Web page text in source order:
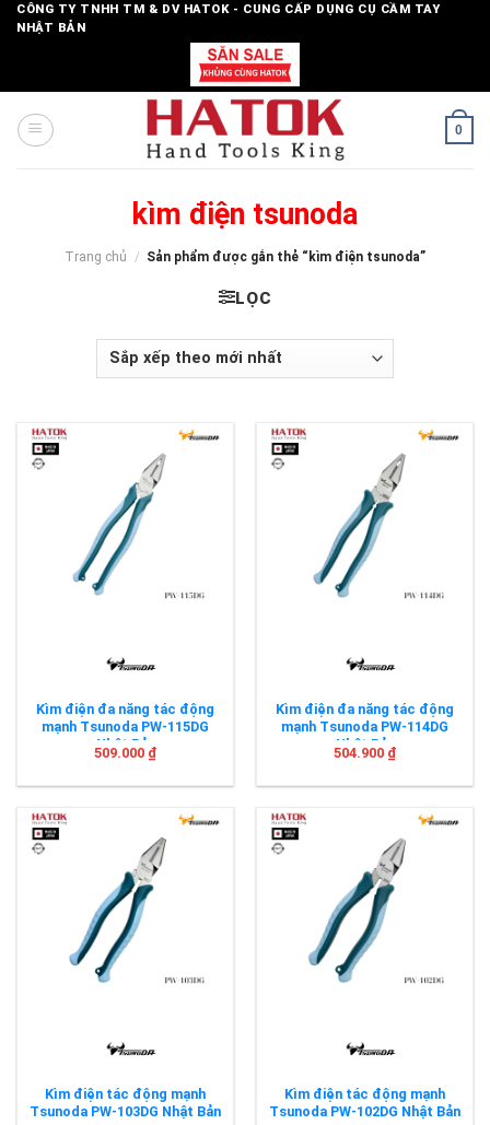
SkipCÔNG TY TNHH TM & DV HATOK - CUNG CẤP DỤNG CỤ CẦM TAY
NHẬT BẢN
0
kìm điện tsunoda
Trang chủ / Sản phẩm được gắn thẻ “kìm điện tsunoda”
LỌC
Kìm điện đa năng tác động
mạnh Tsunoda PW-115DG
Nhật Bản
509.000 ₫
Kìm điện đa năng tác động
mạnh Tsunoda PW-114DG
Nhật Bản
504.900 ₫
Kìm điện tác động mạnh
Tsunoda PW-103DG Nhật Bản
Kìm điện tác động mạnh
Tsunoda PW-102DG Nhật Bản